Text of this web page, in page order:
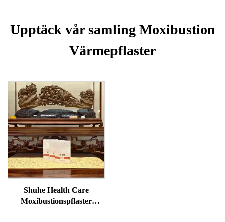
Upptäck vår samling Moxibustion
Värmepflaster
Shuhe Health Care
Moxibustionspflaster